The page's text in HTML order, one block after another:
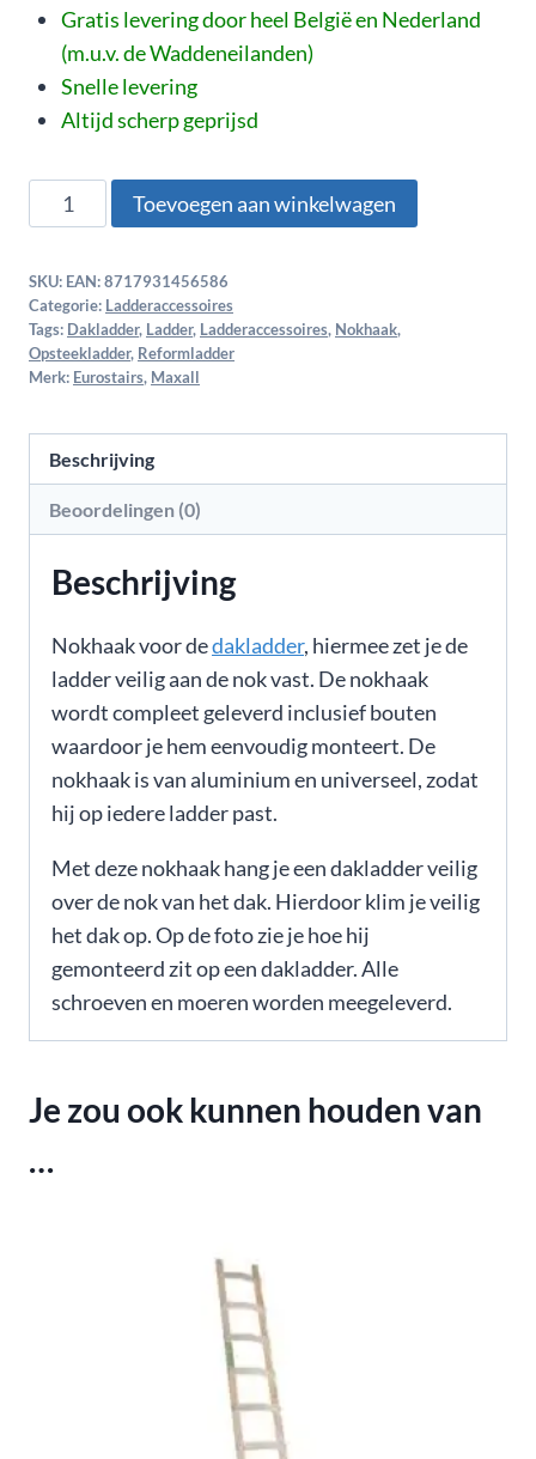
Gratis levering door heel België en Nederland
(m.u.v. de Waddeneilanden)
Snelle levering
Altijd scherp geprijsd
Toevoegen aan winkelwagen
SKU: EAN: 8717931456586
Categorie: Ladderaccessoires
Tags: Dakladder, Ladder, Ladderaccessoires, Nokhaak,
Opsteekladder, Reformladder
Merk: Eurostairs, Maxall
Beschrijving
Beoordelingen (0)
Beschrijving
Nokhaak voor dedakladder, hiermee zet je de
ladder veilig aan de nok vast. De nokhaak
wordt compleet geleverd inclusief bouten
waardoor je hem eenvoudig monteert. De
nokhaak is van aluminium en universeel, zodat
hij op iedere ladder past.
Met deze nokhaak hang je een dakladder veilig
over de nok van het dak. Hierdoor klim je veilig
het dak op. Op de foto zie je hoe hij
gemonteerd zit op een dakladder. Alle
schroeven en moeren worden meegeleverd.
Je zou ook kunnen houden van
…